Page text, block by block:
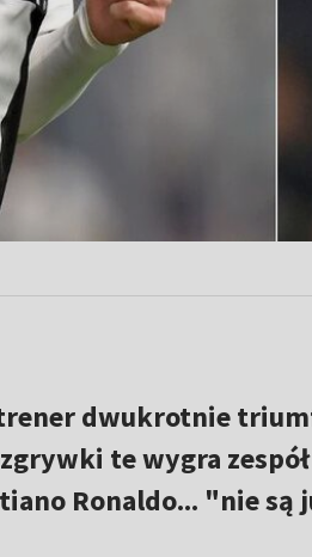
dwukrotnie
te wygra
Ronaldo... "nie